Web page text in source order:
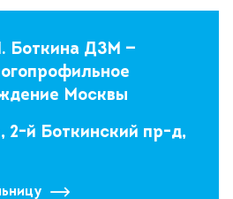
ДЗМ —
Москвы
2-й Боткинский пр-д,